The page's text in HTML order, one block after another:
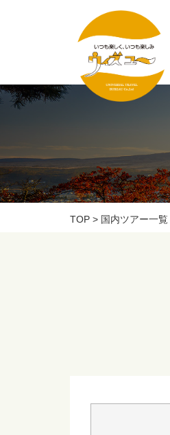
TOP > 国内ツアー一覧